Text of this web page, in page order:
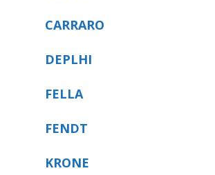
CARRARO
DEPLHI
FELLA
FENDT
KRONE